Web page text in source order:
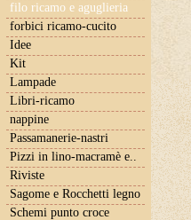
filo ricamo e aguglieria
forbici ricamo-cucito
Idee
Kit
Lampade
Libri-ricamo
nappine
Passamanerie-nastri
Pizzi in lino-macramè e..
Riviste
Sagome e Rocchetti legno
Schemi punto croce